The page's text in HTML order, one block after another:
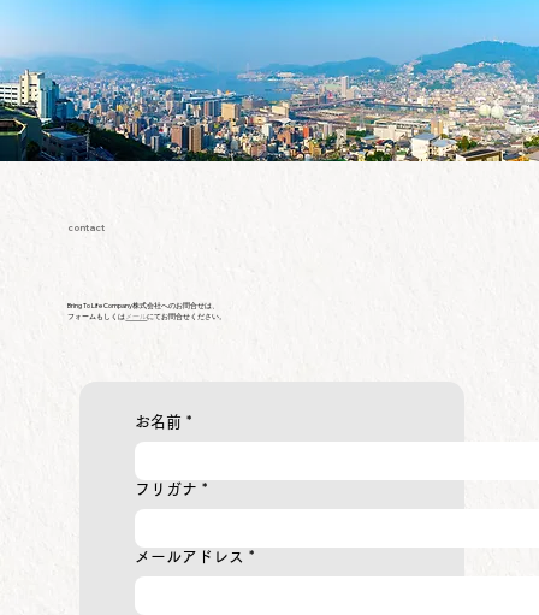
contact
お名前 *
フリガナ *
メールアドレス *
Bring To Life Company株式会社へのお問合せは、
フォームもしくはメールにてお問合せください。